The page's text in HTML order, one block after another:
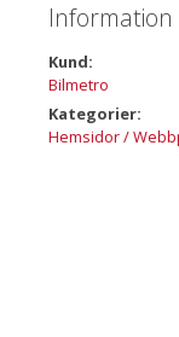
Information
Kund:
Bilmetro
Kategorier:
Hemsidor /